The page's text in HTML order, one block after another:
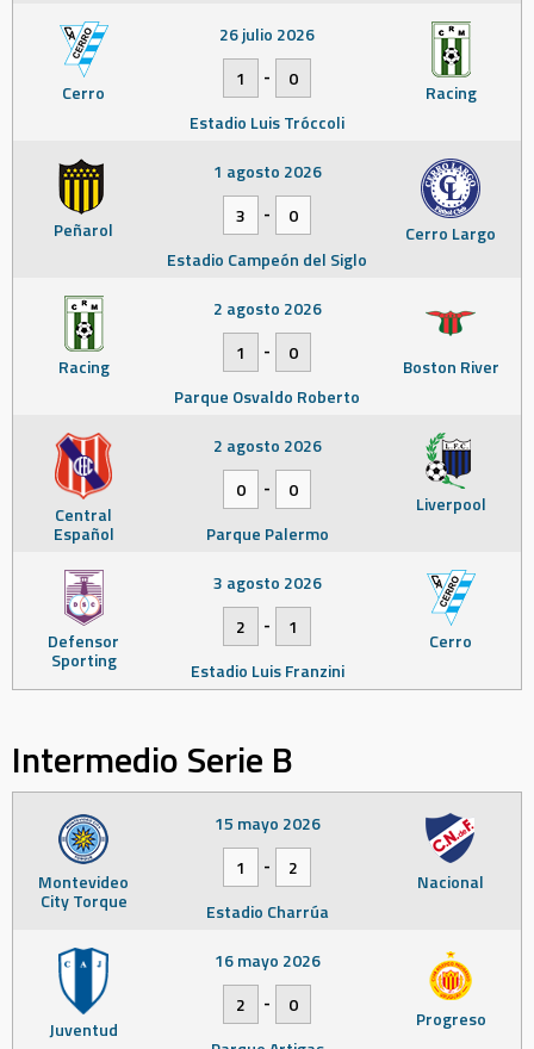
Cerro Racing
26 julio 2026
1
-
0
Estadio Luis Tróccoli
Peñarol Cerro Largo
1 agosto 2026
3
-
0
Estadio Campeón del Siglo
Racing Boston River
2 agosto 2026
1
-
0
Parque Osvaldo Roberto
Central
Español
Liverpool
2 agosto 2026
0
-
0
Parque Palermo
Defensor
Sporting
Cerro
3 agosto 2026
2
-
1
Estadio Luis Franzini
Intermedio Serie B
Montevideo
City Torque
Nacional
15 mayo 2026
1
-
2
Estadio Charrúa
Juventud Progreso
16 mayo 2026
2
-
0